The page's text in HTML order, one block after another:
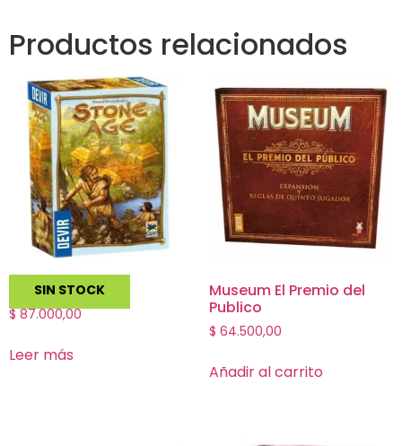
Productos relacionados
SIN STOCK
Stone Age
$ 87.000,00
Leer más
Museum El Premio del
Publico
$ 64.500,00
Añadir al carrito